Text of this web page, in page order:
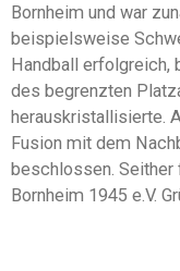
Bornheim und war
beispielsweise
Handball erfolgreich,
des begrenzten
herauskristallisierte.
Fusion mit dem
beschlossen. Seither
Bornheim 1945 e.V.